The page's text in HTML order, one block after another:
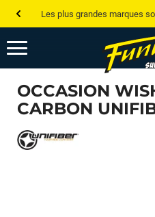
Les plus grandes marques
Jusqu’à -75% de remise
💰 Meilleur prix garanti —
Besoin de conseils de pro ?
OCCASION
CARBON